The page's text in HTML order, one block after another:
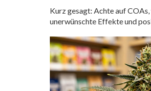
Kurz gesagt: Achte auf
unerwünschte Effekte und